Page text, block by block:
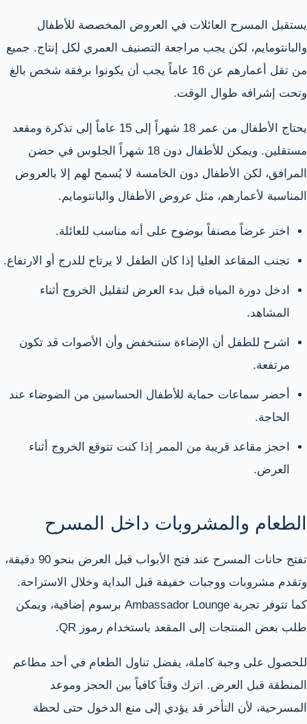
يستقبل المسرح العائلات في العروض المخصصة للأطفال
والبانتومايم، لكن يجب مراجعة التصنيف العمري لكل إنتاج. جميع
من تقل أعمارهم عن 16 عاماً يجب أن يكونوا برفقة شخص بالغ
وتحت إشرافه طوال الوقت.
يحتاج الأطفال من عمر 18 شهراً إلى 15 عاماً إلى تذكرة ومقعد
مستقلين. ويمكن للأطفال دون 18 شهراً الجلوس في حضن
المرافق، لكن الأطفال دون الخامسة لا يُسمح لهم إلا بالعروض
المناسبة لأعمارهم، مثل عروض الأطفال والبانتومايم.
اختر عرضاً مصنفاً بوضوح على أنه مناسب للعائلة.
تجنب المقاعد العليا إذا كان الطفل لا يرتاح للدرج أو الارتفاع.
ادخل دورة المياه قبل بدء العرض لتقليل الخروج أثناء
المشاهد.
اشرح للطفل أن الإضاءة ستنخفض وأن الأصوات قد تكون
مرتفعة.
أحضر سماعات حماية للأطفال الحساسين من الضوضاء عند
الحاجة.
احجز مقاعد قريبة من الممر إذا كنت تتوقع الخروج أثناء
العرض.
الطعام والمشروبات داخل المسرح
تفتح حانات المسرح عند فتح الأبواب قبل العرض بنحو 90 دقيقة،
وتقدم مشروبات ووجبات خفيفة قبل البداية وخلال الاستراحة.
كما تتوفر تجربة Ambassador Lounge برسوم إضافية، ويمكن
طلب بعض المنتجات إلى المقعد باستخدام رموز QR.
للحصول على وجبة كاملة، يفضل تناول الطعام في أحد مطاعم
المنطقة قبل العرض. اترك وقتاً كافياً بين الحجز وموعد
المسرحية، لأن التأخر قد يؤدي إلى منع الدخول حتى لحظة